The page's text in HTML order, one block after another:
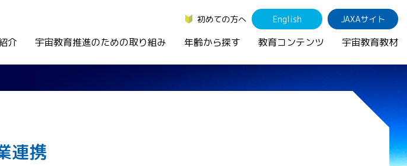
初めての方へ English JAXAサイト
介 宇宙教育推進のための取り組み 年齢から探す 教育コンテンツ 宇宙教育教材
連携